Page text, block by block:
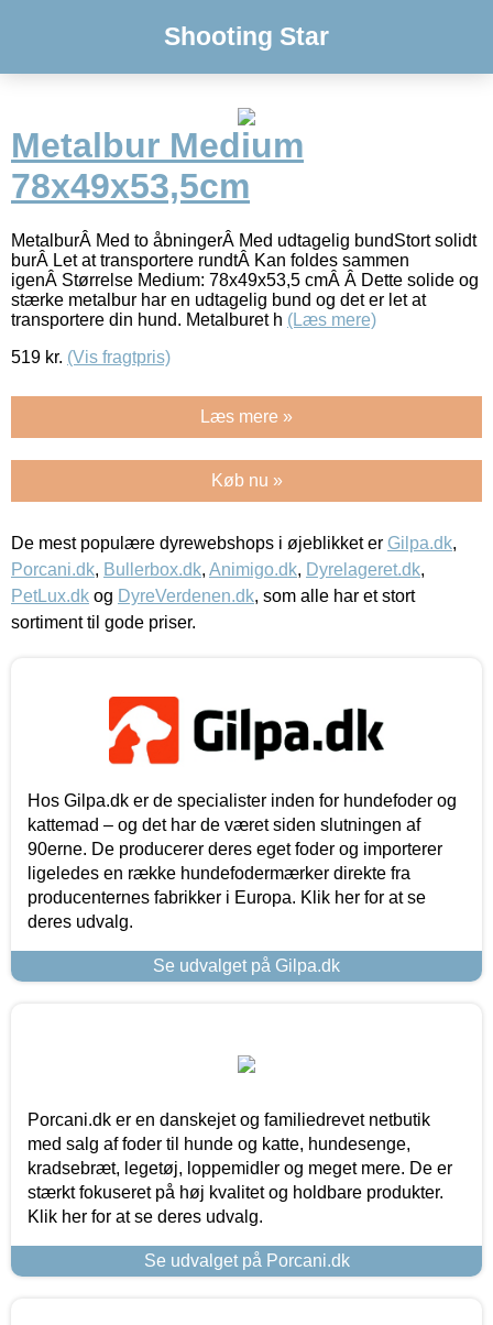
Shooting Star
Metalbur Medium
78x49x53,5cm
MetalburÂ Med to åbningerÂ Med udtagelig bundStort solidt
burÂ Let at transportere rundtÂ Kan foldes sammen
igenÂ Størrelse Medium: 78x49x53,5 cmÂ Â Dette solide og
stærke metalbur har en udtagelig bund og det er let at
transportere din hund. Metalburet h (Læs mere)
519 kr. (Vis fragtpris)
Læs mere »
Køb nu »
De mest populære dyrewebshops i øjeblikket er Gilpa.dk,
Porcani.dk, Bullerbox.dk, Animigo.dk, Dyrelageret.dk,
PetLux.dk og DyreVerdenen.dk, som alle har et stort
sortiment til gode priser.
Hos Gilpa.dk er de specialister inden for hundefoder og
kattemad – og det har de været siden slutningen af
90erne. De producerer deres eget foder og importerer
ligeledes en række hundefodermærker direkte fra
producenternes fabrikker i Europa. Klik her for at se
deres udvalg.
Se udvalget på Gilpa.dk
Porcani.dk er en danskejet og familiedrevet netbutik
med salg af foder til hunde og katte, hundesenge,
kradsebræt, legetøj, loppemidler og meget mere. De er
stærkt fokuseret på høj kvalitet og holdbare produkter.
Klik her for at se deres udvalg.
Se udvalget på Porcani.dk